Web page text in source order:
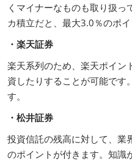
くマイナーなものも取り扱
カ積立だと、最大3.0％のポイ
・楽天証券
楽天系列のため、楽天ポイン
資したりすることが可能です
す。
・松井証券
投資信託の残高に対して、業
のポイントが付きます。知識